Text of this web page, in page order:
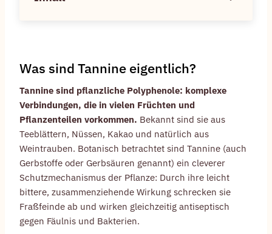
Was sind Tannine eigentlich?
Tannine sind pflanzliche Polyphenole: komplexe
Verbindungen, die in vielen Früchten und
Pflanzenteilen vorkommen. Bekannt sind sie aus
Teeblättern, Nüssen, Kakao und natürlich aus
Weintrauben. Botanisch betrachtet sind Tannine (auch
Gerbstoffe oder Gerbsäuren genannt) ein cleverer
Schutzmechanismus der Pflanze: Durch ihre leicht
bittere, zusammenziehende Wirkung schrecken sie
Fraßfeinde ab und wirken gleichzeitig antiseptisch
gegen Fäulnis und Bakterien.